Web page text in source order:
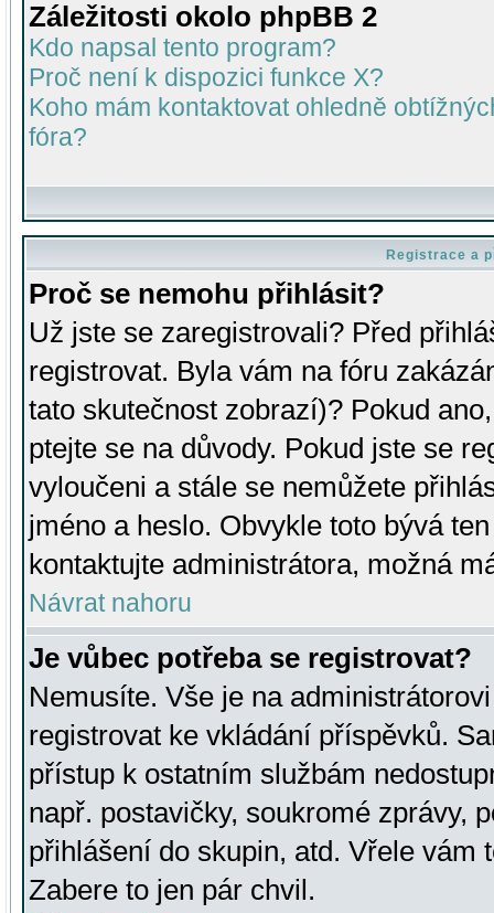
Záležitosti okolo phpBB 2
Kdo napsal tento program?
Proč není k dispozici funkce X?
Koho mám kontaktovat ohledně
fóra?
Registrace a
Proč se nemohu přihlásit?
Už jste se zaregistrovali? Před
registrovat. Byla vám na fóru
tato skutečnost zobrazí)? Pokud
ptejte se na důvody. Pokud jste se
vyloučeni a stále se nemůžete
jméno a heslo. Obvykle toto bývá
kontaktujte administrátora, možná
Návrat nahoru
Je vůbec potřeba se registrovat?
Nemusíte. Vše je na
registrovat ke vkládání příspěvků.
přístup k ostatním službám
např. postavičky, soukromé zprávy,
přihlášení do skupin, atd. Vřele vám
Zabere to jen pár chvil.